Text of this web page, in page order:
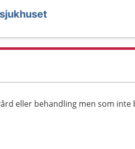
eller behandling men som inte